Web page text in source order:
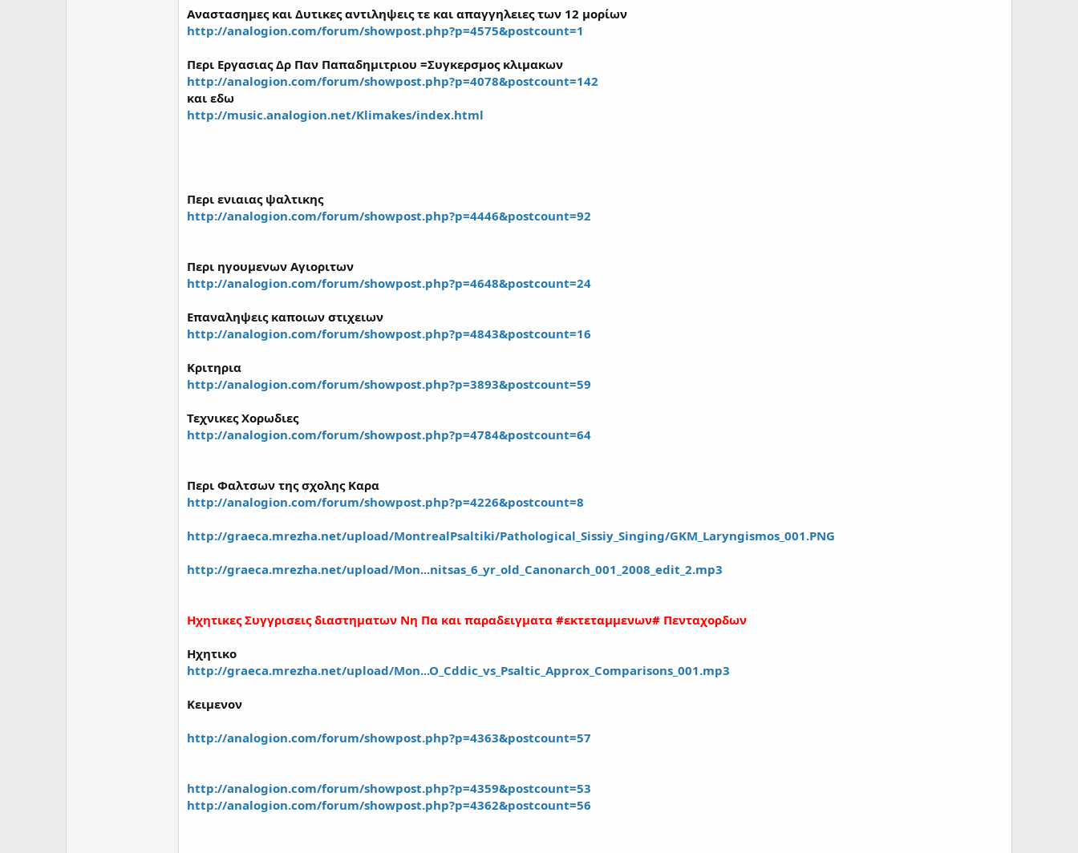
Αναστασημες και Δυτικες αντιληψεις τε και απαγγηλειες των 12 μορίων
http://analogion.com/forum/showpost.php?p=4575&postcount=1
Περι Εργασιας Δρ Παν Παπαδημιτριου =Συγκερσμος κλιμακων
http://analogion.com/forum/showpost.php?p=4078&postcount=142
και εδω
http://music.analogion.net/Klimakes/index.html
Περι ενιαιας ψαλτικης
http://analogion.com/forum/showpost.php?p=4446&postcount=92
Περι ηγουμενων Αγιοριτων
http://analogion.com/forum/showpost.php?p=4648&postcount=24
Επαναληψεις καποιων στιχειων
http://analogion.com/forum/showpost.php?p=4843&postcount=16
Κριτηρια
http://analogion.com/forum/showpost.php?p=3893&postcount=59
Τεχνικες Χορωδιες
http://analogion.com/forum/showpost.php?p=4784&postcount=64
Περι Φαλτσων της σχολης Καρα
http://analogion.com/forum/showpost.php?p=4226&postcount=8
http://graeca.mrezha.net/upload/MontrealPsaltiki/Pathological_Sissiy_Singing/GKM_Laryngismos_001.PNG
http://graeca.mrezha.net/upload/Mon...nitsas_6_yr_old_Canonarch_001_2008_edit_2.mp3
Ηχητικες Συγγρισεις διαστηματων Νη Πα και παραδειγματα #εκτεταμμενων# Πενταχορδων
Ηχητικο
http://graeca.mrezha.net/upload/Mon...O_Cddic_vs_Psaltic_Approx_Comparisons_001.mp3
Κειμενον
http://analogion.com/forum/showpost.php?p=4363&postcount=57
http://analogion.com/forum/showpost.php?p=4359&postcount=53
http://analogion.com/forum/showpost.php?p=4362&postcount=56